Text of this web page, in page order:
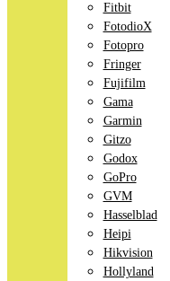
Fitbit
FotodioX
Fotopro
Fringer
Fujifilm
Gama
Garmin
Gitzo
Godox
GoPro
GVM
Hasselblad
Heipi
Hikvision
Hollyland